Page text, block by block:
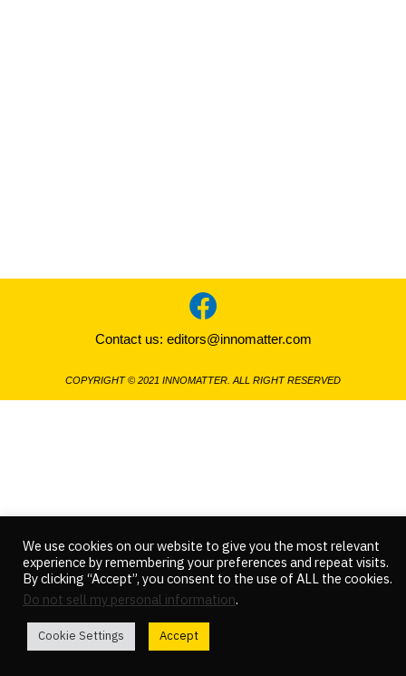
Contact us: editors@innomatter.com
COPYRIGHT © 2021 INNOMATTER. ALL RIGHT RESERVED
We use cookies on our website to give you the most relevant
experience by remembering your preferences and repeat visits.
By clicking “Accept”, you consent to the use of ALL the cookies.
Do not sell my personal information.
Cookie Settings Accept